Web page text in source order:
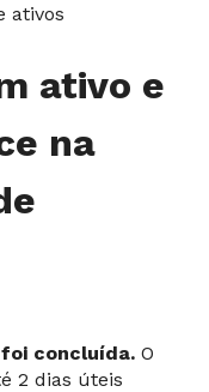
ativos
ativo e
na
concluída. O
2 dias úteis